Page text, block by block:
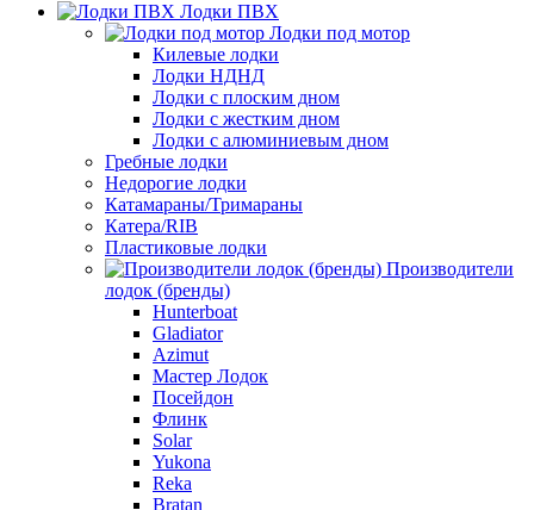
Лодки ПВХ
Лодки под мотор
Килевые лодки
Лодки НДНД
Лодки с плоским дном
Лодки с жестким дном
Лодки с алюминиевым дном
Гребные лодки
Недорогие лодки
Катамараны/Тримараны
Катера/RIB
Пластиковые лодки
Производители
лодок (бренды)
Hunterboat
Gladiator
Azimut
Мастер Лодок
Посейдон
Флинк
Solar
Yukona
Reka
Bratan